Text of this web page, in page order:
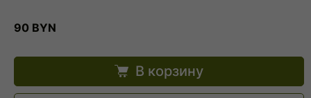
90 BYN
В корзину